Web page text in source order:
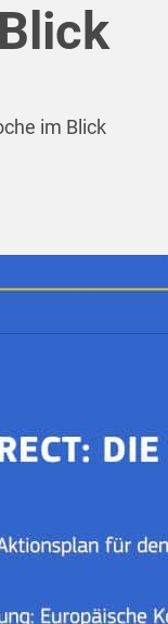
im Blick